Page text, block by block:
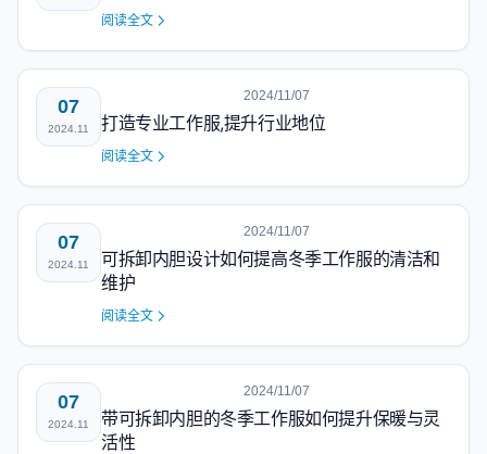
阅读全文
07
2024.11
2024/11/07
打造专业工作服,提升行业地位
阅读全文
07
2024.11
2024/11/07
可拆卸内胆设计如何提高冬季工作服的清洁和
维护
阅读全文
07
2024.11
2024/11/07
带可拆卸内胆的冬季工作服如何提升保暖与灵
活性